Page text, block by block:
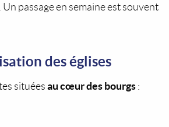
Un passage en semaine est souvent
des églises
situées au cœur des bourgs :